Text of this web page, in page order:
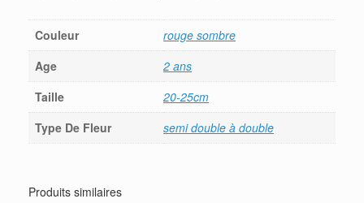
Couleur
rouge sombre
Age
2 ans
Taille
20-25cm
Type De Fleur
semi double à double
Produits similaires